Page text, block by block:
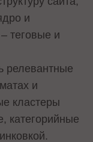
и
теговые и
релевантные
и
кластеры
категорийные